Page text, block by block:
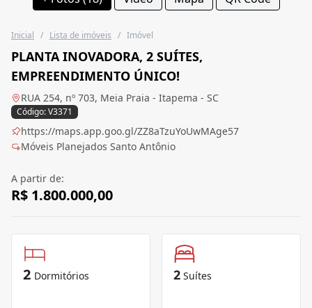
Inicial / Lista de imóveis / Imóvel
PLANTA INOVADORA, 2 SUÍTES,
EMPREENDIMENTO ÚNICO!
RUA 254, nº 703, Meia Praia - Itapema - SC
Código: V3371
https://maps.app.goo.gl/ZZ8aTzuYoUwMAge57
Móveis Planejados Santo Antônio
A partir de:
R$ 1.800.000,00
2 Dormitórios 2 Suítes